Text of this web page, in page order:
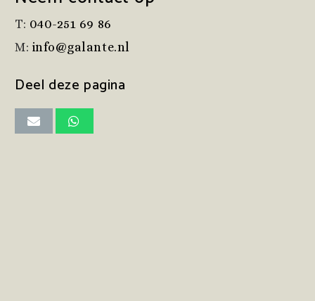
T: 040-251 69 86
M: info@galante.nl
Deel deze pagina